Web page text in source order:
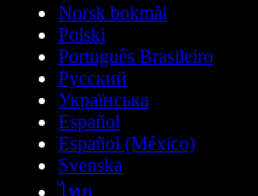
Norsk bokmål
Polski
Português Brasileiro
Русский
Українська
Español
Español (México)
Svenska
ไทย